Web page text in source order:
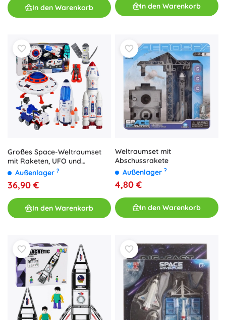
In den Warenkorb In den Warenkorb
Großes Space-Weltraumset
mit Raketen, UFO und
Mondfahrzeug (8 Teile)
Außenlager ?
36,90 €
In den Warenkorb
Weltraumset mit
Abschussrakete
Außenlager ?
4,80 €
In den Warenkorb